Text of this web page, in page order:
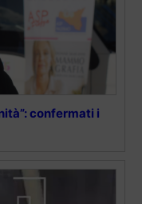
confermati i